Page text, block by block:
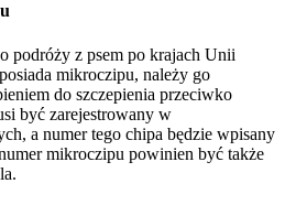
podróży z psem po krajach Unii
mikroczipu, należy go
do szczepienia przeciwko
być zarejestrowany w
a numer tego chipa będzie wpisany
mikroczipu powinien być także